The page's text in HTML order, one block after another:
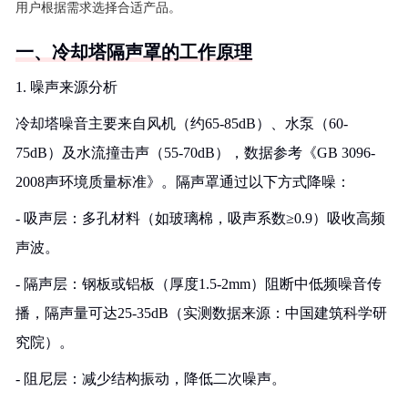
用户根据需求选择合适产品。
一、冷却塔隔声罩的工作原理
1. 噪声来源分析
冷却塔噪音主要来自风机（约65-85dB）、水泵（60-
75dB）及水流撞击声（55-70dB），数据参考《GB 3096-
2008声环境质量标准》。隔声罩通过以下方式降噪：
- 吸声层：多孔材料（如玻璃棉，吸声系数≥0.9）吸收高频
声波。
- 隔声层：钢板或铝板（厚度1.5-2mm）阻断中低频噪音传
播，隔声量可达25-35dB（实测数据来源：中国建筑科学研
究院）。
- 阻尼层：减少结构振动，降低二次噪声。